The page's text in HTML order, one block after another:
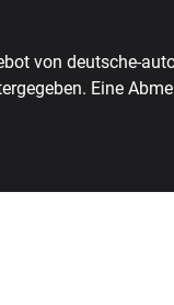
von deutsche-
Eine